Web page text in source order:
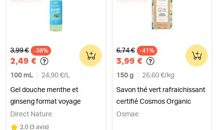
Ancien prix
3,99 € -38%
2,49 €
100 mL 24,90 €/ L
Gel douche menthe et
ginseng format voyage
0
Direct Nature
Note
2.0 sur 5
(3 avis)
Ancien prix
6,74 € -41%
3,99 €
150 g 26,60 €/ kg
Savon thé vert rafraichissant
certifié Cosmos Organic
0
Osmae